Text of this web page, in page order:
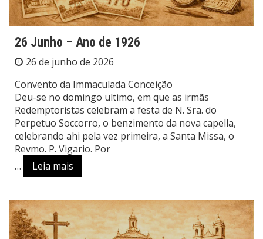
26 Junho – Ano de 1926
26 de junho de 2026
Convento da Immaculada Conceição
Deu-se no domingo ultimo, em que as irmãs
Redemptoristas celebram a festa de N. Sra. do
Perpetuo Soccorro, o benzimento da nova capella,
celebrando ahi pela vez primeira, a Santa Missa, o
Revmo. P. Vigario. Por
…
Leia mais